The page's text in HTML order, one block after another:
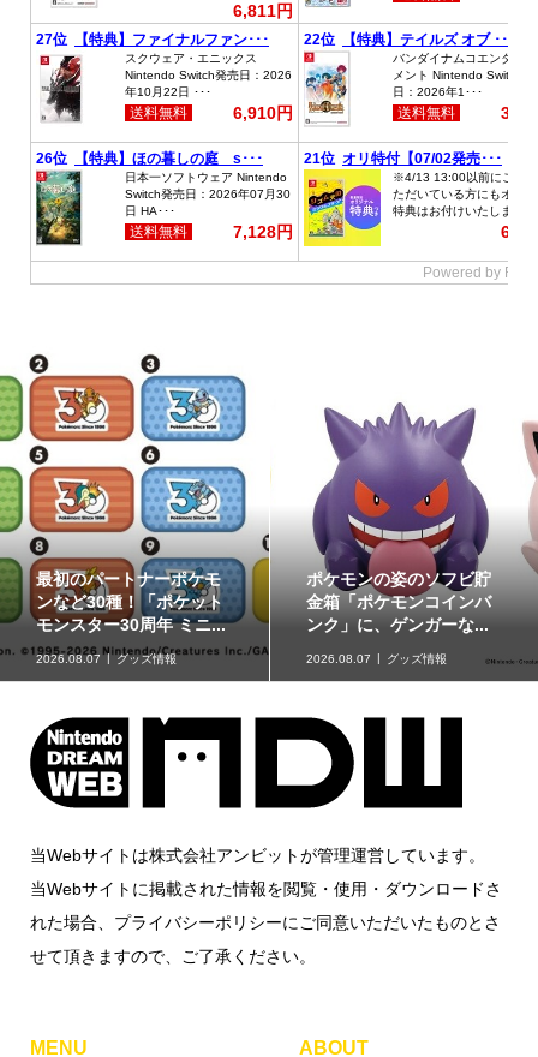
最初のパートナーポケモ
ンなど30種！「ポケット
モンスター30周年 ミニ...
2026.08.07 グッズ情報
ポケモンの姿のソフビ貯
金箱「ポケモンコインバ
ンク」に、ゲンガーな...
2026.08.07 グッズ情報
当Webサイトは株式会社アンビットが管理運営しています。
当Webサイトに掲載された情報を閲覧・使用・ダウンロードさ
れた場合、プライバシーポリシーにご同意いただいたものとさ
せて頂きますので、ご了承ください。
MENU ABOUT